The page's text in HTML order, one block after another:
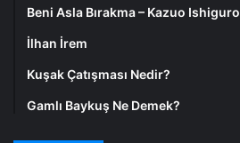
Beni Asla Bırakma – Kazuo Ishiguro
İlhan İrem
Kuşak Çatışması Nedir?
Gamlı Baykuş Ne Demek?